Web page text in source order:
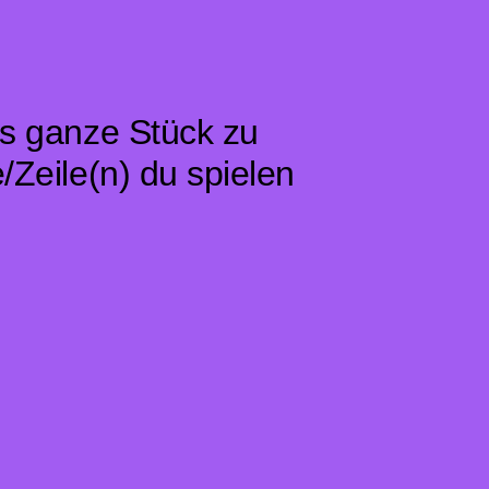
ganze Stück zu
Zeile(n) du spielen